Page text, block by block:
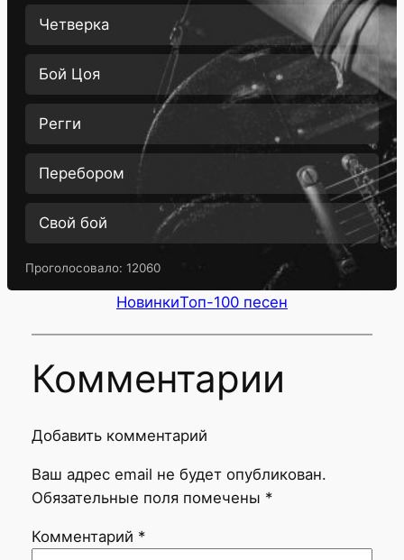
Четверка
Бой Цоя
Регги
Перебором
Свой бой
Проголосовало: 12060
НовинкиТоп-100 песен
Комментарии
Добавить комментарий
Ваш адрес email не будет опубликован.
Обязательные поля помечены *
Комментарий *